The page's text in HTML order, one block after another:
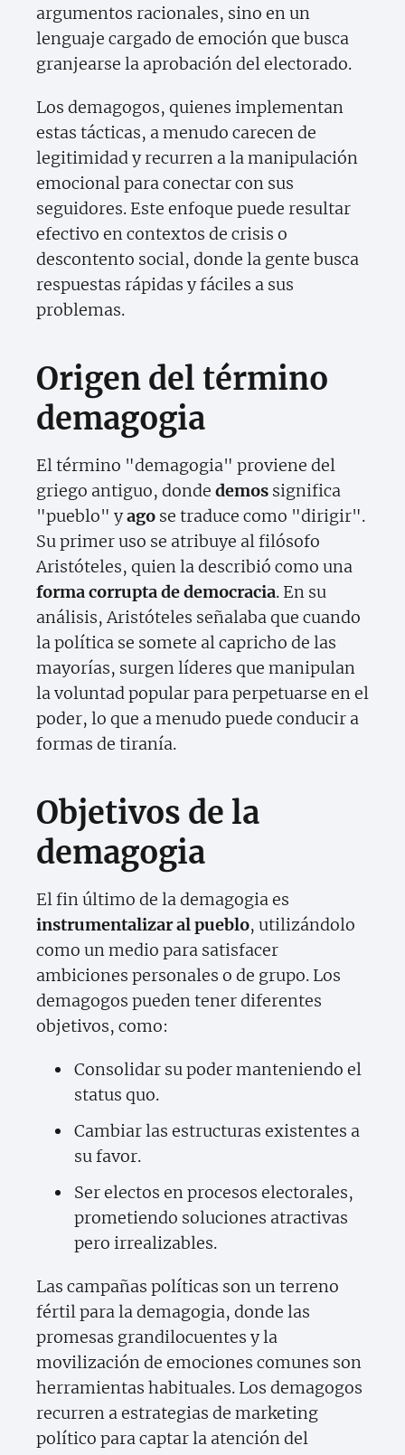
argumentos racionales, sino en un
lenguaje cargado de emoción que busca
granjearse la aprobación del electorado.
Los demagogos, quienes implementan
estas tácticas, a menudo carecen de
legitimidad y recurren a la manipulación
emocional para conectar con sus
seguidores. Este enfoque puede resultar
efectivo en contextos de crisis o
descontento social, donde la gente busca
respuestas rápidas y fáciles a sus
problemas.
Origen del término
demagogia
El término "demagogia" proviene del
griego antiguo, donde demos significa
"pueblo" yago se traduce como "dirigir".
Su primer uso se atribuye al filósofo
Aristóteles, quien la describió como una
forma corrupta de democracia. En su
análisis, Aristóteles señalaba que cuando
la política se somete al capricho de las
mayorías, surgen líderes que manipulan
la voluntad popular para perpetuarse en el
poder, lo que a menudo puede conducir a
formas de tiranía.
Objetivos de la
demagogia
El fin último de la demagogia es
instrumentalizar al pueblo, utilizándolo
como un medio para satisfacer
ambiciones personales o de grupo. Los
demagogos pueden tener diferentes
objetivos, como:
Consolidar su poder manteniendo el
status quo.
Cambiar las estructuras existentes a
su favor.
Ser electos en procesos electorales,
prometiendo soluciones atractivas
pero irrealizables.
Las campañas políticas son un terreno
fértil para la demagogia, donde las
promesas grandilocuentes y la
movilización de emociones comunes son
herramientas habituales. Los demagogos
recurren a estrategias de marketing
político para captar la atención del